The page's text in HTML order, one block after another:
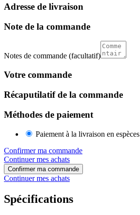
Adresse de livraison
Note de la commande
Notes de commande (facultatif)
Votre commande
Récaputilatif de la commande
Méthodes de paiement
Paiement à la livraison en espèces
Confirmer ma commande
Continuer mes achats
Confirmer ma commande
Continuer mes achats
Spécifications